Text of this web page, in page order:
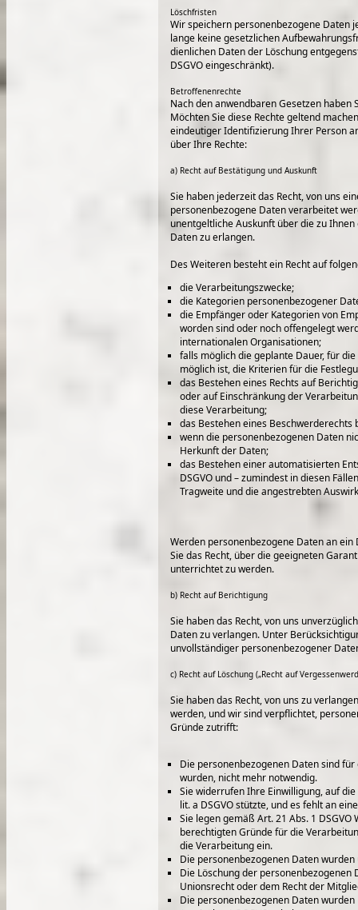
Löschfristen
Wir speichern personenbezogene Daten
lange keine gesetzlichen
dienlichen Daten der Löschung
DSGVO eingeschränkt).
Betroffenenrechte
Nach den anwendbaren Gesetzen
Möchten Sie diese Rechte geltend
eindeutiger Identifizierung Ihrer Person
über Ihre Rechte:
a) Recht auf Bestätigung und Auskunft
Sie haben jederzeit das Recht, von uns
personenbezogene Daten verarbeitet
unentgeltliche Auskunft über die zu
Daten zu erlangen.
Des Weiteren besteht ein Recht auf
die Verarbeitungszwecke;
die Kategorien personenbezogener
die Empfänger oder Kategorien von
worden sind oder noch offengelegt
internationalen Organisationen;
falls möglich die geplante Dauer, für
möglich ist, die Kriterien für die
das Bestehen eines Rechts auf
oder auf Einschränkung der
diese Verarbeitung;
das Bestehen eines Beschwerderechts
wenn die personenbezogenen Daten
Herkunft der Daten;
das Bestehen einer automatisierten
DSGVO und – zumindest in diesen
Tragweite und die angestrebten
Werden personenbezogene Daten an
Sie das Recht, über die geeigneten
unterrichtet zu werden.
b) Recht auf Berichtigung
Sie haben das Recht, von uns
Daten zu verlangen. Unter
unvollständiger personenbezogener
c) Recht auf Löschung („Recht auf
Sie haben das Recht, von uns zu
werden, und wir sind verpflichtet,
Gründe zutrifft:
Die personenbezogenen Daten sind
wurden, nicht mehr notwendig.
Sie widerrufen Ihre Einwilligung, auf
lit. a DSGVO stützte, und es fehlt an
Sie legen gemäß Art. 21 Abs. 1
berechtigten Gründe für die
die Verarbeitung ein.
Die personenbezogenen Daten
Die Löschung der
Unionsrecht oder dem Recht der
Die personenbezogenen Daten